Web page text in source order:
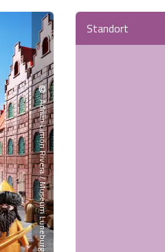
©
Adrián Limón Rivera / Museum Lüneburg
Standort